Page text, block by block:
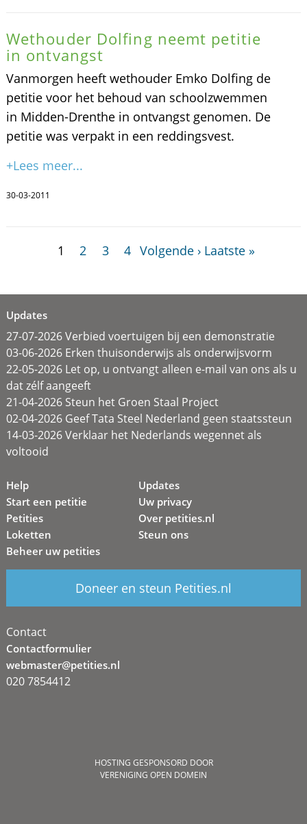
Wethouder Dolfing neemt petitie
in ontvangst
Vanmorgen heeft wethouder Emko Dolfing de
petitie voor het behoud van schoolzwemmen
in Midden-Drenthe in ontvangst genomen. De
petitie was verpakt in een reddingsvest.
+Lees meer...
30-03-2011
1 2 3 4 Volgende › Laatste »
Updates
27-07-2026 Verbied voertuigen bij een demonstratie
03-06-2026 Erken thuisonderwijs als onderwijsvorm
22-05-2026 Let op, u ontvangt alleen e-mail van ons als u
dat zélf aangeeft
21-04-2026 Steun het Groen Staal Project
02-04-2026 Geef Tata Steel Nederland geen staatssteun
14-03-2026 Verklaar het Nederlands wegennet als
voltooid
Help
Start een petitie
Petities
Loketten
Beheer uw petities
Updates
Uw privacy
Over petities.nl
Steun ons
Doneer en steun Petities.nl
Contact
Contactformulier
webmaster@petities.nl
020 7854412
HOSTING GESPONSORD DOOR
VERENIGING OPEN DOMEIN